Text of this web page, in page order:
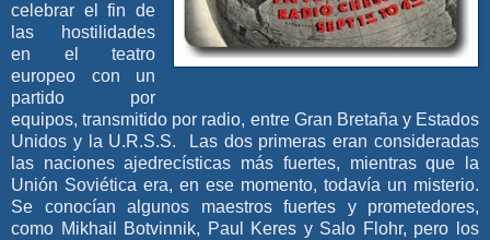
celebrar el fin de
las hostilidades
en el teatro
europeo con un
partido por
equipos, transmitido por radio, entre Gran Bretaña y Estados
Unidos y la U.R.S.S. Las dos primeras eran consideradas
las naciones ajedrecísticas más fuertes, mientras que la
Unión Soviética era, en ese momento, todavía un misterio.
Se conocían algunos maestros fuertes y prometedores,
como Mikhail Botvinnik, Paul Keres y Salo Flohr, pero los